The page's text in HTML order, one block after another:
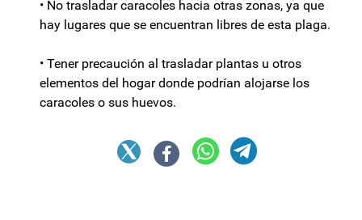
• No trasladar caracoles hacia otras zonas, ya que
hay lugares que se encuentran libres de esta plaga.
• Tener precaución al trasladar plantas u otros
elementos del hogar donde podrían alojarse los
caracoles o sus huevos.